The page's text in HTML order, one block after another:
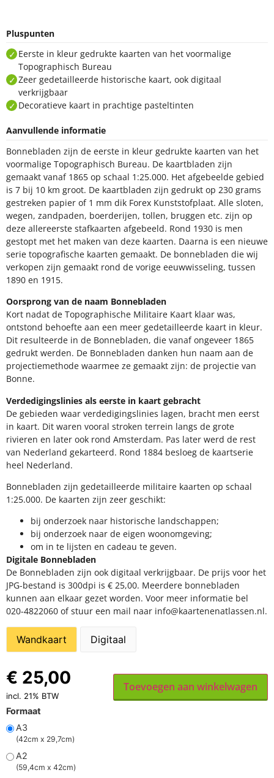
Pluspunten
Eerste in kleur gedrukte kaarten van het voormalige
Topographisch Bureau
Zeer gedetailleerde historische kaart, ook digitaal
verkrijgbaar
Decoratieve kaart in prachtige pasteltinten
Aanvullende informatie
Bonnebladen zijn de eerste in kleur gedrukte kaarten van het
voormalige Topographisch Bureau. De kaartbladen zijn
gemaakt vanaf 1865 op schaal 1:25.000. Het afgebeelde gebied
is 7 bij 10 km groot. De kaartbladen zijn gedrukt op 230 grams
gestreken papier of 1 mm dik Forex Kunststofplaat. Alle sloten,
wegen, zandpaden, boerderijen, tollen, bruggen etc. zijn op
deze allereerste stafkaarten afgebeeld. Rond 1930 is men
gestopt met het maken van deze kaarten. Daarna is een nieuwe
serie topografische kaarten gemaakt. De bonnebladen die wij
verkopen zijn gemaakt rond de vorige eeuwwisseling, tussen
1890 en 1915.
Oorsprong van de naam Bonnebladen
Kort nadat de Topographische Militaire Kaart klaar was,
ontstond behoefte aan een meer gedetailleerde kaart in kleur.
Dit resulteerde in de Bonnebladen, die vanaf ongeveer 1865
gedrukt werden. De Bonnebladen danken hun naam aan de
projectiemethode waarmee ze gemaakt zijn: de projectie van
Bonne.
Verdedigingslinies als eerste in kaart gebracht
De gebieden waar verdedigingslinies lagen, bracht men eerst
in kaart. Dit waren vooral stroken terrein langs de grote
rivieren en later ook rond Amsterdam. Pas later werd de rest
van Nederland gekarteerd. Rond 1884 besloeg de kaartserie
heel Nederland.
Bonnebladen zijn gedetailleerde militaire kaarten op schaal
1:25.000. De kaarten zijn zeer geschikt:​
​bij onderzoek naar historische landschappen;
bij onderzoek naar de eigen woonomgeving;
om in te lijsten en cadeau te geven.
Digitale Bonnebladen
De Bonnebladen zijn ook digitaal verkrijgbaar. De prijs voor het
JPG-bestand is 300dpi is € 25,00. Meerdere bonnebladen
kunnen aan elkaar gezet worden. Voor meer informatie bel
020-4822060 of stuur een mail naar info@kaartenenatlassen.nl.
Wandkaart Digitaal
Formaat
A3
(42cm x 29,7cm)
A2
(59,4cm x 42cm)
€ 25,00
incl. 21% BTW
Toevoegen aan winkelwagen